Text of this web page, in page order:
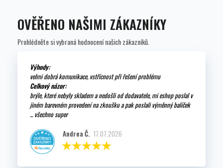
OVĚŘENO NAŠIMI ZÁKAZNÍKY
Prohlédněte si vybraná hodnocení našich zákazníků.
Výhody:
velmi dobrá komunikace, vstřícnost při řešení problému
Celkový názor:
brýle, které nebyly skladem a nedošli od dodavatele, mi eshop poslal v
jiném barevném provedení na zkoušku a pak poslali výměnný balíček
... všechno super
Andrea Č. 17.07.2026